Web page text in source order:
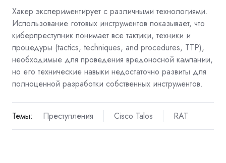
Хакер экспериментирует с различными технологиями.
Использование готовых инструментов показывает, что
киберпреступник понимает все тактики, техники и
процедуры (tactics, techniques, and procedures, TTP),
необходимые для проведения вредоносной кампании,
но его технические навыки недостаточно развиты для
полноценной разработки собственных инструментов.
Темы: Преступления Cisco Talos RAT